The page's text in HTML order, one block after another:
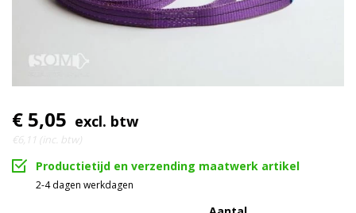
€ 5,05 excl. btw
€6,11 (inc. btw)
Productietijd en verzending maatwerk artikel
2-4 dagen werkdagen